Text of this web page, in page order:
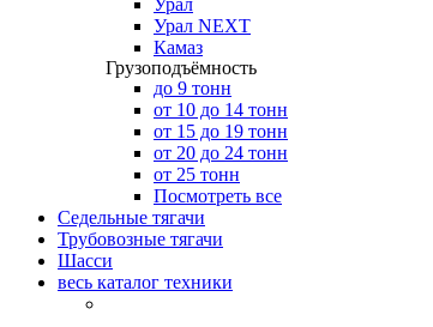
Урал
Урал NEXT
Камаз
Грузоподъёмность
до 9 тонн
от 10 до 14 тонн
от 15 до 19 тонн
от 20 до 24 тонн
от 25 тонн
Посмотреть все
Седельные тягачи
Трубовозные тягачи
Шасси
весь каталог техники